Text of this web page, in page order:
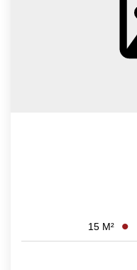
15 M²